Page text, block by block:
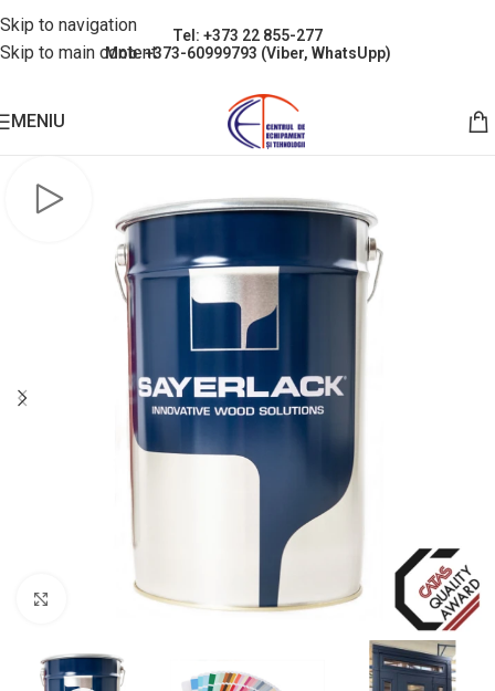
Skip to navigation
Skip to main content
Tel: +373 22 855-277
Mob: +373-60999793 (Viber, WhatsUpp)
MENIU
Faceți click pentru a mări